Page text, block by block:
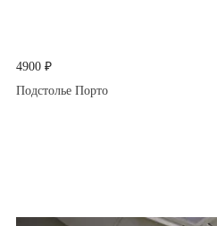
4900 ₽
Подстолье Порто